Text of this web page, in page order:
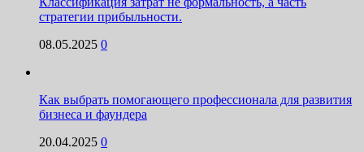
стратегии прибыльности.
08.05.2025 0
Как выбрать помогающего профессионала для развития
бизнеса и фаундера
20.04.2025 0